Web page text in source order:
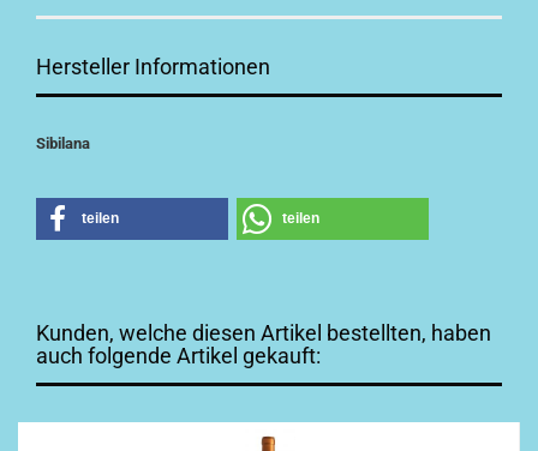
Hersteller Informationen
Sibilana
teilen teilen
Kunden, welche diesen Artikel bestellten, haben
auch folgende Artikel gekauft: